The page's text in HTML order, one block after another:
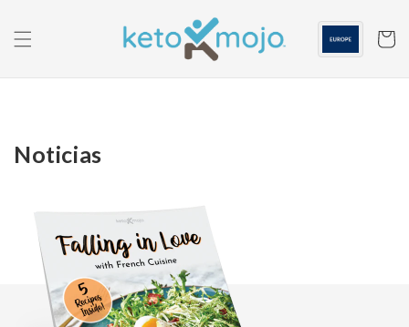
contenido
Carrito
Noticias